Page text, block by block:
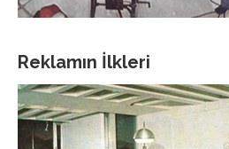
Reklamın İlkleri